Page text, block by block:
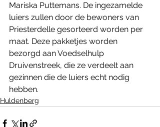
Mariska Puttemans. De ingezamelde
luiers zullen door de bewoners van
Priesterdelle gesorteerd worden per
maat. Deze pakketjes worden
bezorgd aan Voedselhulp
Druivenstreek, die ze verdeelt aan
gezinnen die de luiers echt nodig
hebben.
Huldenberg